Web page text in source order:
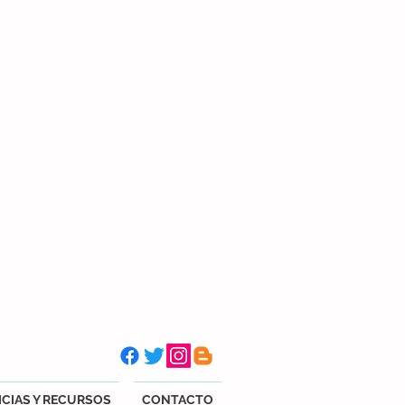
Y RECURSOS CONTACTO